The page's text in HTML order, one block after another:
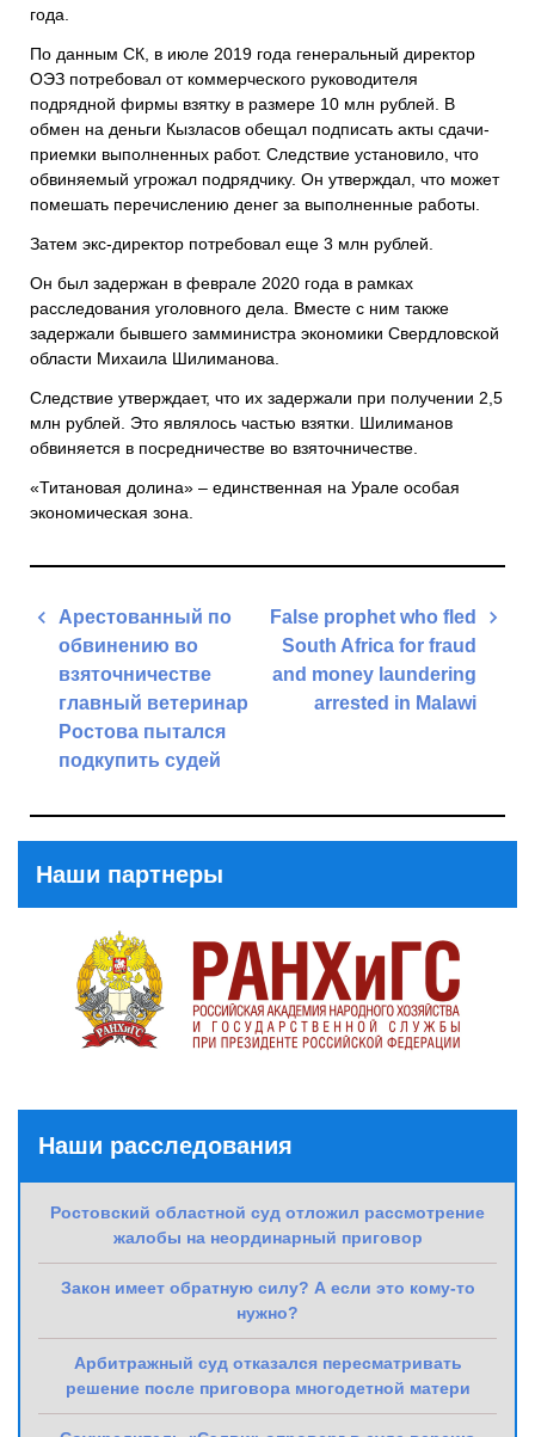
года.
По данным СК, в июле 2019 года генеральный директор
ОЭЗ потребовал от коммерческого руководителя
подрядной фирмы взятку в размере 10 млн рублей. В
обмен на деньги Кызласов обещал подписать акты сдачи-
приемки выполненных работ. Следствие установило, что
обвиняемый угрожал подрядчику. Он утверждал, что может
помешать перечислению денег за выполненные работы.
Затем экс-директор потребовал еще 3 млн рублей.
Он был задержан в феврале 2020 года в рамках
расследования уголовного дела. Вместе с ним также
задержали бывшего замминистра экономики Свердловской
области Михаила Шилиманова.
Следствие утверждает, что их задержали при получении 2,5
млн рублей. Это являлось частью взятки. Шилиманов
обвиняется в посредничестве во взяточничестве.
«Титановая долина» – единственная на Урале особая
экономическая зона.
Навигация
записям
Арестованный по
обвинению во
взяточничестве
главный ветеринар
Ростова пытался
подкупить судей
False prophet who fled
South Africa for fraud
and money laundering
arrested in Malawi
Наши партнеры
Наши расследования
Ростовский областной суд отложил рассмотрение
жалобы на неординарный приговор
Закон имеет обратную силу? А если это кому-то
нужно?
Арбитражный суд отказался пересматривать
решение после приговора многодетной матери